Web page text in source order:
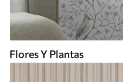
Flores Y Plantas